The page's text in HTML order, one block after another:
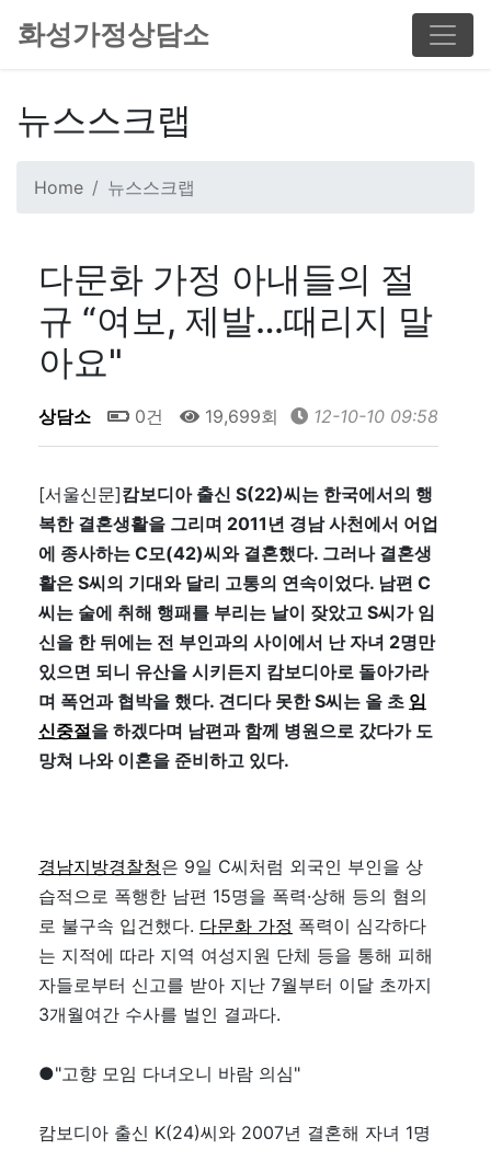
화성가정상담소
뉴스스크랩
Home 뉴스스크랩
다문화 가정 아내들의 절
규 “여보, 제발…때리지 말
아요"
상담소 0건 19,699회 12-10-10 09:58
[서울신문]캄보디아 출신 S(22)씨는 한국에서의 행
복한 결혼생활을 그리며 2011년 경남 사천에서 어업
에 종사하는 C모(42)씨와 결혼했다. 그러나 결혼생
활은 S씨의 기대와 달리 고통의 연속이었다. 남편 C
씨는 술에 취해 행패를 부리는 날이 잦았고 S씨가 임
신을 한 뒤에는 전 부인과의 사이에서 난 자녀 2명만
있으면 되니 유산을 시키든지 캄보디아로 돌아가라
며 폭언과 협박을 했다. 견디다 못한 S씨는 올 초 임
신중절을 하겠다며 남편과 함께 병원으로 갔다가 도
망쳐 나와 이혼을 준비하고 있다.
경남지방경찰청은 9일 C씨처럼 외국인 부인을 상
습적으로 폭행한 남편 15명을 폭력·상해 등의 혐의
로 불구속 입건했다. 다문화 가정 폭력이 심각하다
는 지적에 따라 지역 여성지원 단체 등을 통해 피해
자들로부터 신고를 받아 지난 7월부터 이달 초까지
3개월여간 수사를 벌인 결과다.
●"고향 모임 다녀오니 바람 의심"
캄보디아 출신 K(24)씨와 2007년 결혼해 자녀 1명